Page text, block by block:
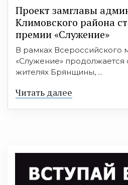
Проект замглавы
Климовского района
премии «Служение»
В рамках Всероссийского
«Служение» продолжается
жителях Брянщины, ...
Читать далее